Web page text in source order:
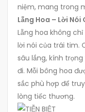
niệm, mang trong
Lẵng Hoa – Lời Nói
Lẵng hoa không
lời nói của trái tim.
sâu lắng, kính
đi. Mỗi bông hoa
sắc phù hợp để
lòng tiếc thương.